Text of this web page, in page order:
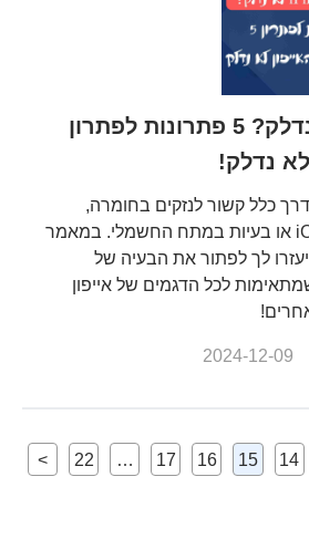
ה-iPhone לא נדלק? 5 פתרונות לפתרון
לא נדלק!
כלל קשור לנזקים בחומרה,
בעיות במערכת iOS או בעיות במתח החשמלי. במאמר
שיעזרו לך לפתור את הבעיה של
לכל הדגמים של אייפון
2024-12-09
14
15
16
17
…
22
>